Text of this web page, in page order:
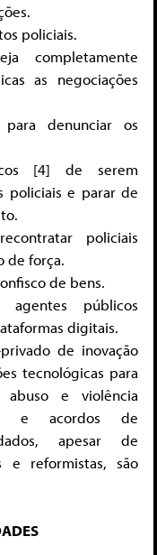
policiais.
completamente
as negociações
para denunciar os
[4] de serem
policiais e parar de
policiais
de força.
de bens.
públicos
digitais.
de inovação
tecnológicas para
abuso e violência
e acordos de
apesar de
e reformistas, são